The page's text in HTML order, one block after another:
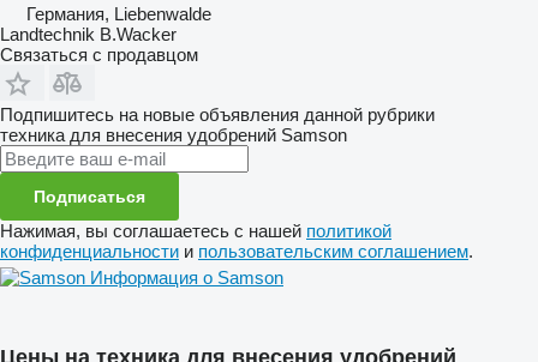
Германия, Liebenwalde
Landtechnik B.Wacker
Связаться с продавцом
Подпишитесь на новые объявления данной рубрики
техника для внесения удобрений Samson
Подписаться
Нажимая, вы соглашаетесь с нашей политикой
конфиденциальности и пользовательским соглашением.
Информация о Samson
Цены на техника для внесения удобрений